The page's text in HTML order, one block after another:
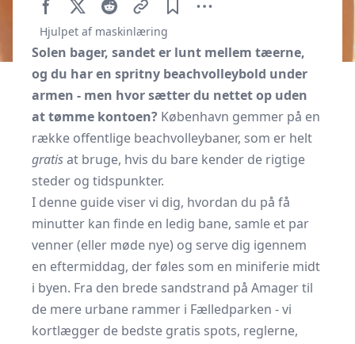
Hjulpet af maskinlæring
Solen bager, sandet er lunt mellem tæerne,
og du har en spritny beachvolleybold under
armen - men hvor sætter du nettet op uden
at tømme kontoen? København gemmer på en
række offentlige beachvolleybaner, som er helt
gratisat bruge, hvis du bare kender de rigtige
steder og tidspunkter.
I denne guide viser vi dig, hvordan du på få
minutter kan finde en ledig bane, samle et par
venner (eller møde nye) og serve dig igennem
en eftermiddag, der føles som en miniferie midt
i byen. Fra den brede sandstrand på Amager til
de mere urbane rammer i Fælledparken - vi
kortlægger de bedste gratis spots, reglerne,